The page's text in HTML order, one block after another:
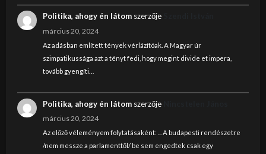
Politika, ahogy én látomszerzője
március 20, 2024
Az adásban említett tények vérlázítóak. A Magyar úr
szimpatikussága azt a tényt fedi, hogy megint divide et impera,
tovább gyengíti…
Politika, ahogy én látomszerzője
március 20, 2024
Az előző véleményem folytatásaként: ... A budapesti rendészetre
/nem messze a parlamenttől/ be sem engedtek csak egy